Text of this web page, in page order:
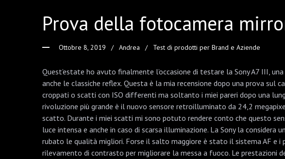
Prova della fotocamera
Ottobre 8, 2019 Andrea Test di prodotti per Brand e Aziende
Quest’estate ho avuto finalmente l’occasione di testare la Sony A7 III,
anche le classiche reflex. Questa è la mia recensione dopo una prova
croppati o scatti con ISO differenti ma soltanto i miei pareri dopo una
rivoluzione più grande è il nuovo sensore retroilluminato da 24,2
scatto. Durante i miei scatti mi sono potuto rendere conto che questo
luce intensa e anche in caso di scarsa illuminazione. La Sony la
rubato le qualità migliori. Forse il salto maggiore è stato il sistema AF e i
rilevamento di contrasto per migliorare la messa a fuoco. Le prestazioni